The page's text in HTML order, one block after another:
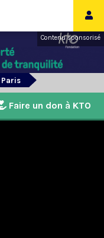
Contenu sponsorisé
Paris
Faire un don à KTO